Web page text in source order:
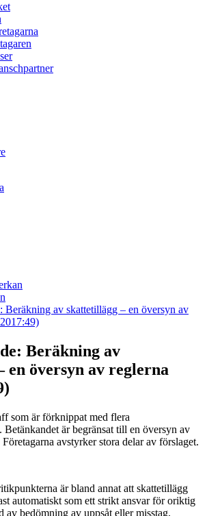
Beräkning av skattetillägg – en översyn av
Beräkning av
en översyn av reglerna
som är förknippat med flera
Betänkandet är begränsat till en översyn av
avstyrker stora delar av förslaget.
är bland annat att skattetillägg
automatiskt som ett strikt ansvar för oriktig
av bedömning av uppsåt eller misstag.